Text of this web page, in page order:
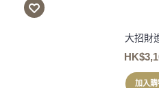
大招財
加入購